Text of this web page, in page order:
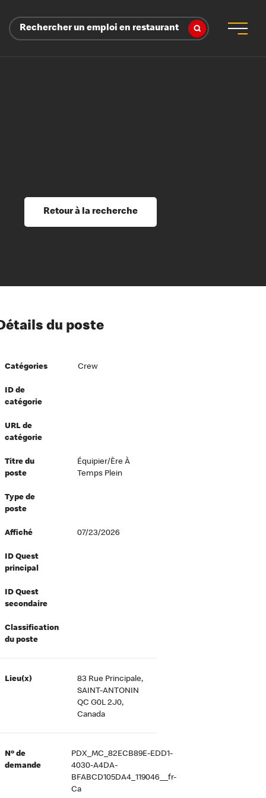
Rechercher un emploi en restaurant
et perfectionnement
du savoir
à l’égard de nos employés
directeurs
équité et inclusion
au travail
Retour à la recherche
du poste
Catégories Crew
ID de
catégorie
URL de
catégorie
Titre du
poste
Équipier/ère À
Temps Plein
Type de
poste
Affiché 07/23/2026
ID Quest
principal
ID Quest
secondaire
Classification
du poste
Lieu(x)
83 Rue Principale,
SAINT-ANTONIN
QC G0L 2J0,
Canada
Nº de
demande
PDX_MC_82ECB89E-EDD1-
4030-A4DA-
BFABCD105DA4_119046__fr-
Ca